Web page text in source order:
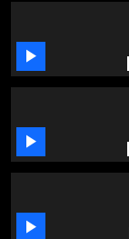
minutes,


